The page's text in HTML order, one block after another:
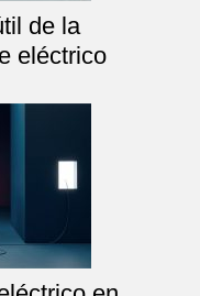
de la
eléctrico